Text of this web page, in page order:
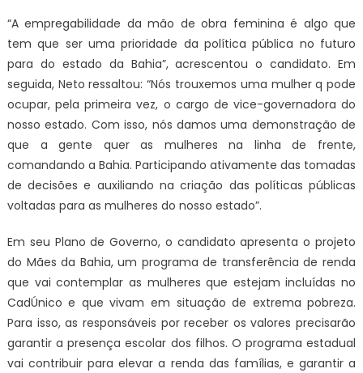
“A empregabilidade da mão de obra feminina é algo que
tem que ser uma prioridade da política pública no futuro
para do estado da Bahia”, acrescentou o candidato. Em
seguida, Neto ressaltou: “Nós trouxemos uma mulher q pode
ocupar, pela primeira vez, o cargo de vice-governadora do
nosso estado. Com isso, nós damos uma demonstração de
que a gente quer as mulheres na linha de frente,
comandando a Bahia. Participando ativamente das tomadas
de decisões e auxiliando na criação das políticas públicas
voltadas para as mulheres do nosso estado”.
Em seu Plano de Governo, o candidato apresenta o projeto
do Mães da Bahia, um programa de transferência de renda
que vai contemplar as mulheres que estejam incluídas no
CadÚnico e que vivam em situação de extrema pobreza.
Para isso, as responsáveis por receber os valores precisarão
garantir a presença escolar dos filhos. O programa estadual
vai contribuir para elevar a renda das famílias, e garantir a